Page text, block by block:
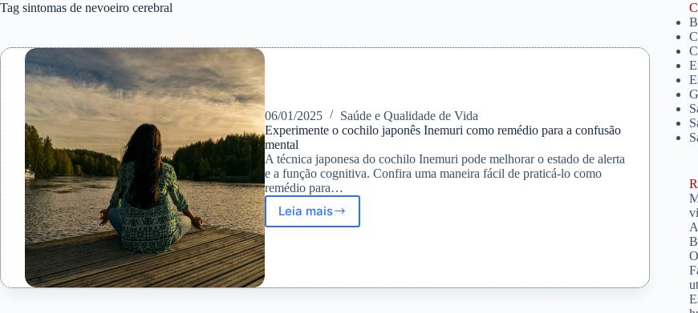
Tag sintomas de nevoeiro cerebral
06/01/2025
Saúde e Qualidade de Vida
Experimente o cochilo japonês Inemuri como remédio para a confusão
mental
A técnica japonesa do cochilo Inemuri pode melhorar o estado de alerta
e a função cognitiva. Confira uma maneira fácil de praticá-lo como
remédio para…
Leia maisExperimente